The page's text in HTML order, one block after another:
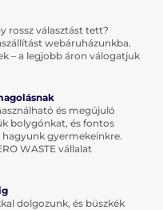
rossz választást tett?
webáruházunkba.
– a legjobb áron válogatjuk
és megújuló
bolygónkat, és fontos
gyermekeinkre.
WASTE vállalat
dolgozunk, és büszkék